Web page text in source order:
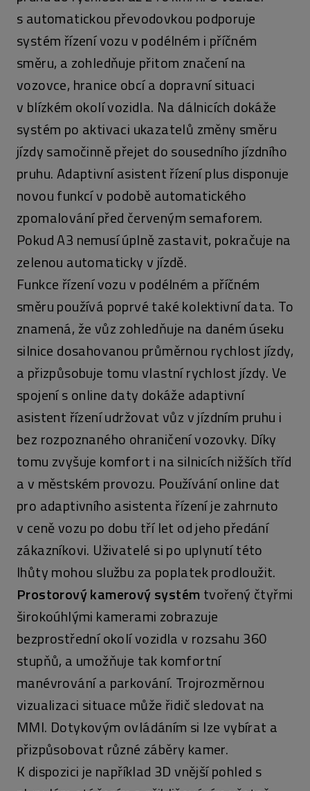
s automatickou převodovkou podporuje
systém řízení vozu v podélném i příčném
směru, a zohledňuje přitom značení na
vozovce, hranice obcí a dopravní situaci
v blízkém okolí vozidla. Na dálnicích dokáže
systém po aktivaci ukazatelů změny směru
jízdy samočinně přejet do sousedního jízdního
pruhu. Adaptivní asistent řízení plus disponuje
novou funkcí v podobě automatického
zpomalování před červeným semaforem.
Pokud A3 nemusí úplně zastavit, pokračuje na
zelenou automaticky v jízdě.
Funkce řízení vozu v podélném a příčném
směru používá poprvé také kolektivní data. To
znamená, že vůz zohledňuje na daném úseku
silnice dosahovanou průměrnou rychlost jízdy,
a přizpůsobuje tomu vlastní rychlost jízdy. Ve
spojení s online daty dokáže adaptivní
asistent řízení udržovat vůz v jízdním pruhu i
bez rozpoznaného ohraničení vozovky. Díky
tomu zvyšuje komfort i na silnicích nižších tříd
a v městském provozu. Používání online dat
pro adaptivního asistenta řízení je zahrnuto
v ceně vozu po dobu tří let od jeho předání
zákazníkovi. Uživatelé si po uplynutí této
lhůty mohou službu za poplatek prodloužit.
Prostorový kamerový systémtvořený čtyřmi
širokoúhlými kamerami zobrazuje
bezprostřední okolí vozidla v rozsahu 360
stupňů, a umožňuje tak komfortní
manévrování a parkování. Trojrozměrnou
vizualizaci situace může řidič sledovat na
MMI. Dotykovým ovládáním si lze vybírat a
přizpůsobovat různé záběry kamer.
K dispozici je například 3D vnější pohled s